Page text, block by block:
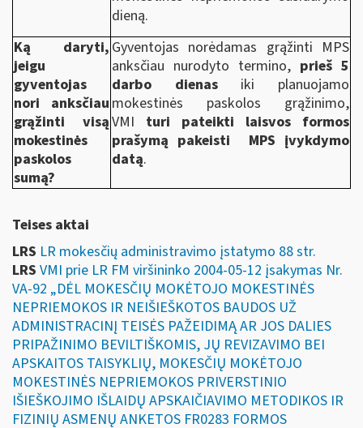
dieną.
Ką daryti,
jeigu
gyventojas
nori anksčiau
grąžinti visą
mokestinės
paskolos
sumą?
Gyventojas norėdamas grąžinti MPS
anksčiau nurodyto termino, prieš 5
darbo dienasiki planuojamo
mokestinės paskolos grąžinimo,
VMI turi pateikti laisvos formos
prašymą pakeisti MPS įvykdymo
datą.
Teises aktai
LRS LR mokesčių administravimo įstatymo 88 str.
LRS VMI prie LR FM viršininko 2004-05-12 įsakymas Nr.
VA-92 „DĖL MOKESČIŲ MOKĖTOJO MOKESTINĖS
NEPRIEMOKOS IR NEIŠIEŠKOTOS BAUDOS UŽ
ADMINISTRACINĮ TEISĖS PAŽEIDIMĄ AR JOS DALIES
PRIPAŽINIMO BEVILTIŠKOMIS, JŲ REVIZAVIMO BEI
APSKAITOS TAISYKLIŲ, MOKESČIŲ MOKĖTOJO
MOKESTINĖS NEPRIEMOKOS PRIVERSTINIO
IŠIEŠKOJIMO IŠLAIDŲ APSKAIČIAVIMO METODIKOS IR
FIZINIŲ ASMENŲ ANKETOS FR0283 FORMOS